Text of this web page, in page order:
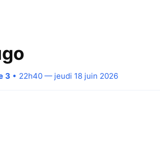
3 • 22h40 — jeudi 18 juin 2026